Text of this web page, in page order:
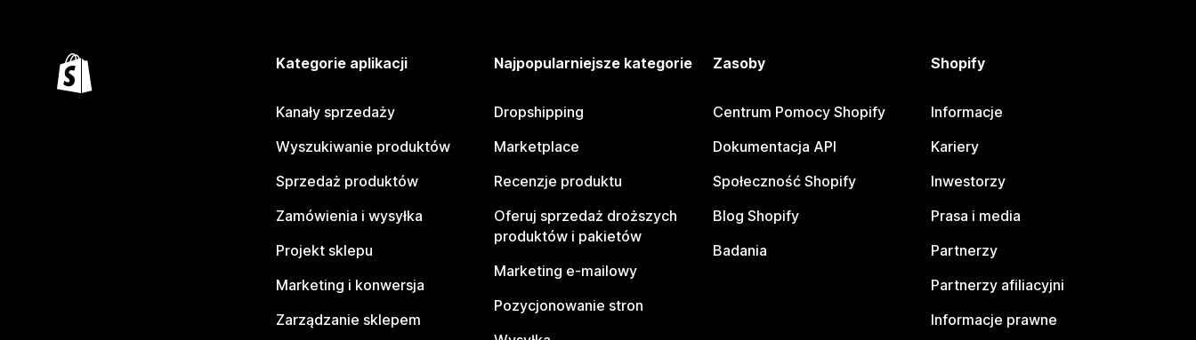
Kategorie aplikacji
Kanały sprzedaży
Wyszukiwanie produktów
Sprzedaż produktów
Zamówienia i wysyłka
Projekt sklepu
Marketing i konwersja
Zarządzanie sklepem
Najpopularniejsze kategorie
Dropshipping
Marketplace
Recenzje produktu
Oferuj sprzedaż droższych
produktów i pakietów
Marketing e-mailowy
Pozycjonowanie stron
Zasoby
Centrum Pomocy Shopify
Dokumentacja API
Społeczność Shopify
Blog Shopify
Badania
Shopify
Informacje
Kariery
Inwestorzy
Prasa i media
Partnerzy
Partnerzy afiliacyjni
Informacje prawne